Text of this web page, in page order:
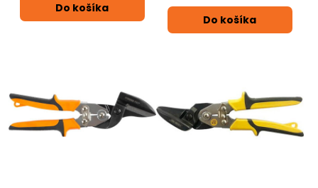
Do košíka
Do košíka